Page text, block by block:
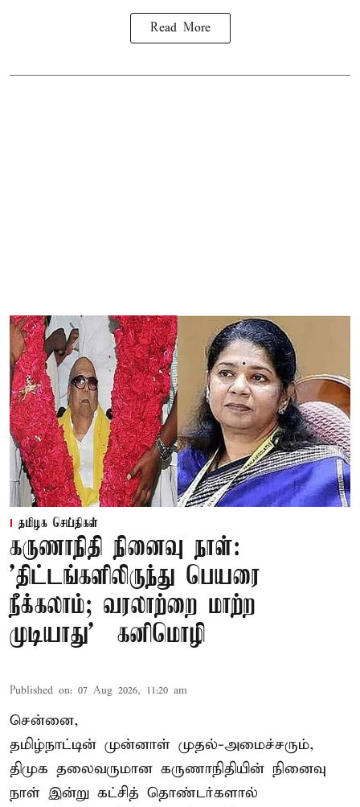
Read More
தமிழக செய்திகள்
கருணாநிதி நினைவு நாள்:
'திட்டங்களிலிருந்து பெயரை
நீக்கலாம்; வரலாற்றை மாற்ற
முடியாது' – கனிமொழி
Published on: 07 Aug 2026, 11:20 am
சென்னை,
தமிழ்நாட்டின் முன்னாள் முதல்-அமைச்சரும்,
திமுக தலைவருமான கருணாநிதியின் நினைவு
நாள் இன்று கட்சித் தொண்டர்களால்